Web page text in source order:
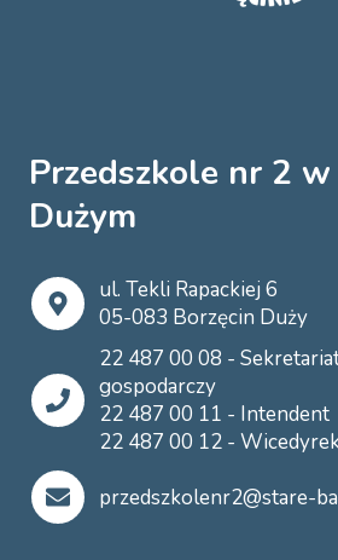
Przedszkole nr 2
Dużym
ul. Tekli Rapackiej 6
05-083 Borzęcin Duży
22 487 00 08 -
gospodarczy
22 487 00 11 - Intendent
22 487 00 12 -
przedszkolenr2@stare-